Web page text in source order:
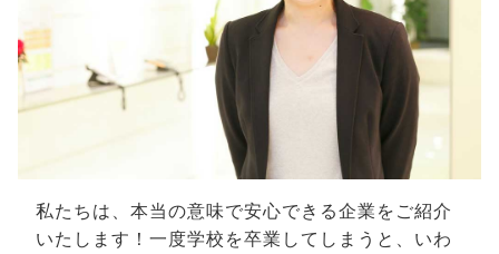
私たちは、本当の意味で安心できる企業をご紹介
いたします！一度学校を卒業してしまうと、いわ